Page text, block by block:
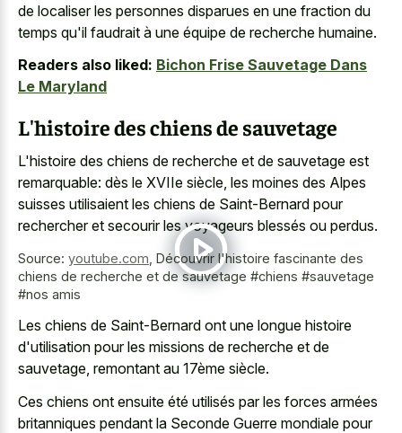
de localiser les personnes disparues en une fraction du
temps qu'il faudrait à une équipe de recherche humaine.
Readers also liked: Bichon Frise Sauvetage Dans
Le Maryland
L'histoire des chiens de sauvetage
L'histoire des chiens de recherche et de sauvetage est
remarquable: dès le XVIIe siècle, les moines des Alpes
suisses utilisaient les chiens de Saint-Bernard pour
rechercher et secourir les voyageurs blessés ou perdus.
Source: youtube.com Découvrir l'histoire fascinante des
chiens de recherche et de sauvetage #chiens #sauvetage
#nos amis
Les chiens de Saint-Bernard ont une longue histoire
d'utilisation pour les missions de recherche et de
sauvetage, remontant au 17ème siècle.
Ces chiens ont ensuite été utilisés par les forces armées
britanniques pendant la Seconde Guerre mondiale pour